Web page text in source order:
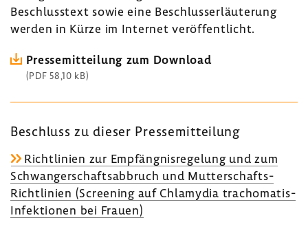
Beschluss­text sowie eine Beschluss­erläu­te­rung
werden in Kürze im Internet veröf­fent­licht.
Pres­se­mit­tei­lung zum Down­load
(PDF 58,10 kB)
Beschluss zu dieser Pres­se­mit­tei­lung
Richt­li­nien zur Empfäng­nis­re­ge­lung und zum
Schwan­ger­schafts­ab­bruch und Mutterschafts-​
Richtlinien (Scree­ning auf Chla­mydia trachomatis-​
Infektionen bei Frauen)